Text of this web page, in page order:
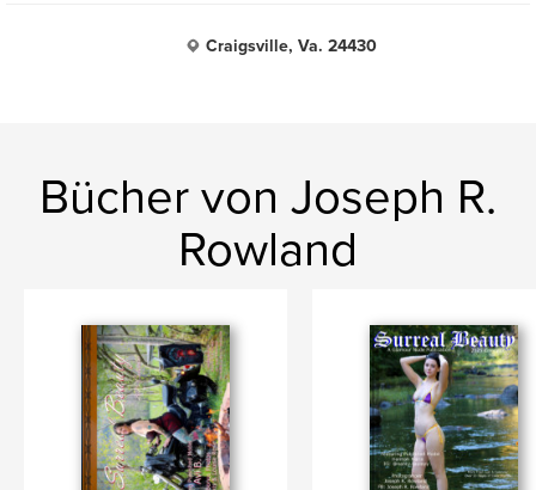
Craigsville, Va. 24430
Bücher von Joseph R.
Rowland